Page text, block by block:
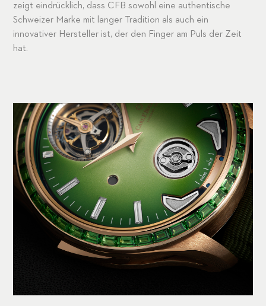
zeigt eindrücklich, dass CFB sowohl eine authentische
Schweizer Marke mit langer Tradition als auch ein
innovativer Hersteller ist, der den Finger am Puls der Zeit
hat.